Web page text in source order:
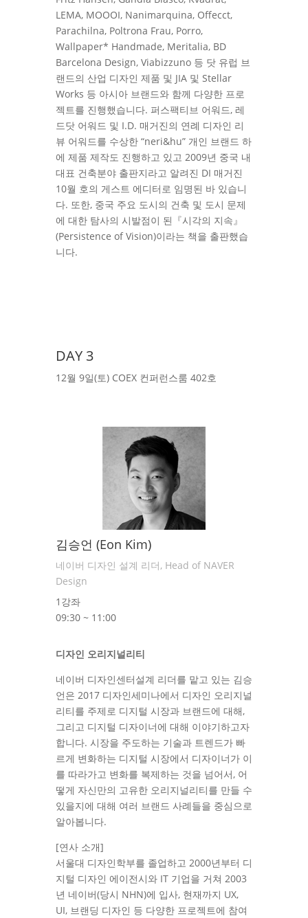
LEMA, MOOOI, Nanimarquina, Offecct,
Parachilna, Poltrona Frau, Porro,
Wallpaper* Handmade, Meritalia, BD
Barcelona Design, Viabizzuno 등 닷 유럽 브
랜드의 산업 디자인 제품 및 JIA 및 Stellar
Works 등 아시아 브랜드와 함께 다양한 프로
젝트를 진행했습니다. 퍼스팩티브 어워드, 레
드닷 어워드 및 I.D. 매거진의 연례 디자인 리
뷰 어워드를 수상한 “neri&hu” 개인 브랜드 하
에 제품 제작도 진행하고 있고 2009년 중국 내
대표 건축분야 출판지라고 알려진 DI 매거진
10월 호의 게스트 에디터로 임명된 바 있습니
다. 또한, 중국 주요 도시의 건축 및 도시 문제
에 대한 탐사의 시발점이 된『시각의 지속』
(Persistence of Vision)이라는 책을 출판했습
니다.
DAY 3
12월 9일(토) COEX 컨퍼런스룸 402호
김승언 (Eon Kim)
네이버 디자인 설계 리더, Head of NAVER
Design
1강좌
09:30 ~ 11:00
디자인 오리지널리티
네이버 디자인센터설계 리더를 맡고 있는 김승
언은 2017 디자인세미나에서 디자인 오리지널
리티를 주제로 디지털 시장과 브랜드에 대해,
그리고 디지털 디자이너에 대해 이야기하고자
합니다. 시장을 주도하는 기술과 트렌드가 빠
르게 변화하는 디지털 시장에서 디자이너가 이
를 따라가고 변화를 복제하는 것을 넘어서, 어
떻게 자신만의 고유한 오리지널리티를 만들 수
있을지에 대해 여러 브랜드 사례들을 중심으로
알아봅니다.
[연사 소개]
서울대 디자인학부를 졸업하고 2000년부터 디
지털 디자인 에이전시와 IT 기업을 거쳐 2003
년 네이버(당시 NHN)에 입사, 현재까지 UX,
UI, 브랜딩 디자인 등 다양한 프로젝트에 참여